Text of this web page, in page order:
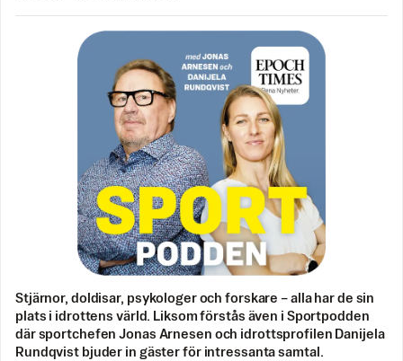
Stjärnor, doldisar, psykologer och forskare – alla har de sin
plats i idrottens värld. Liksom förstås även i Sportpodden
där sportchefen Jonas Arnesen och idrottsprofilen Danijela
Rundqvist bjuder in gäster för intressanta samtal.